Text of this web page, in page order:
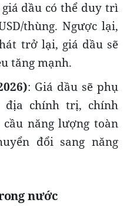
dầu có thể duy trì
thùng. Ngược lại,
trở lại, giá dầu sẽ
tăng mạnh.
: Giá dầu sẽ phụ
địa chính trị, chính
cầu năng lượng toàn
đổi sang năng
nước